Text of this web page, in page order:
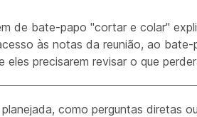
de bate-papo "cortar e colar"
às notas da reunião, ao
eles precisarem revisar o que
como perguntas diretas